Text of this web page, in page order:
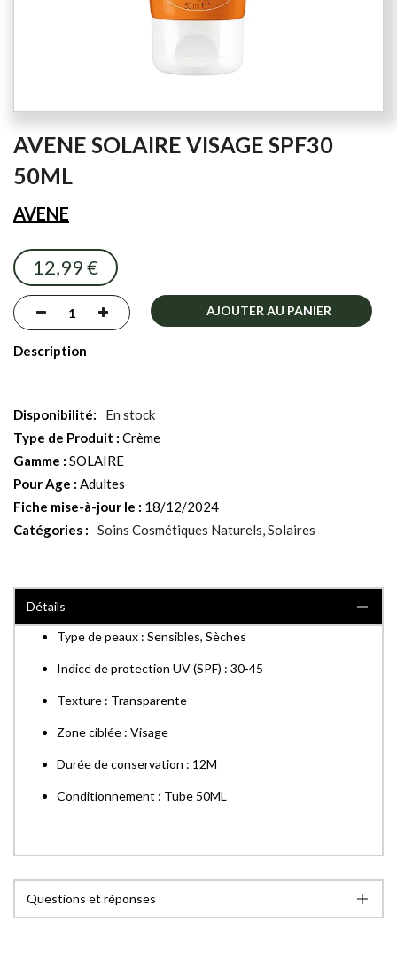
to
beginning
of
the
images
gallery
AVENE SOLAIRE VISAGE SPF30
50ML
AVENE
12,99 €
AJOUTER AU PANIER
Description
En stock
Type de Produit : Crème
Gamme : SOLAIRE
Pour Age : Adultes
Fiche mise-à-jour le : 18/12/2024
Catégories :
Soins Cosmétiques Naturels Solaires
Détails
Type de peaux : Sensibles, Sèches
Indice de protection UV (SPF) : 30-45
Texture : Transparente
Zone ciblée : Visage
Durée de conservation : 12M
Conditionnement : Tube 50ML
Questions et réponses